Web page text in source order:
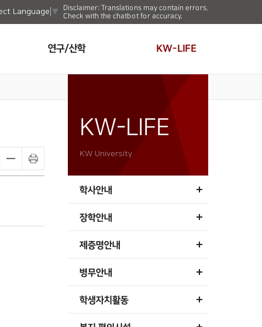
Language ▼
Disclaimer: Translations may contain errors.
Check with the chatbot for accuracy.
연구/산학 KW-LIFE
KW-LIFE
KW University
학사안내
장학안내
제증명안내
병무안내
학생자치활동